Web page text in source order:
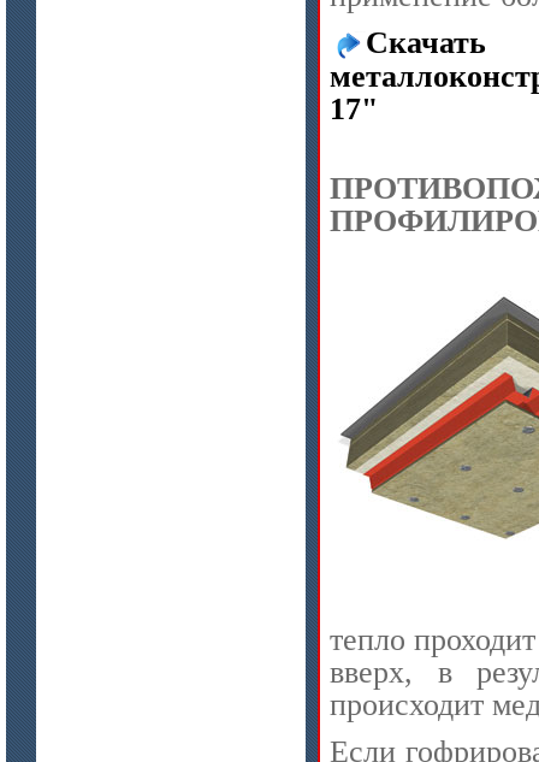
17"
тепло
вверх, в
происходит
Если